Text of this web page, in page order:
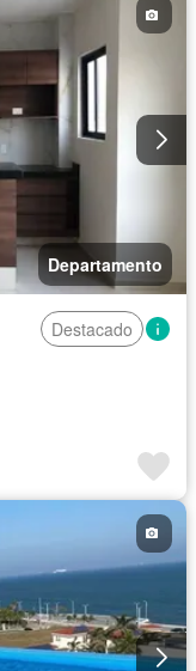
Departamento
Destacado